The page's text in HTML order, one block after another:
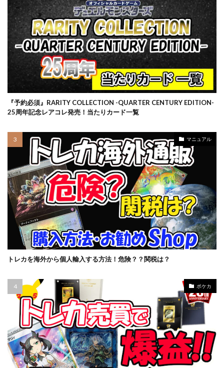
『予約必須』RARITY COLLECTION -QUARTER CENTURY EDITION-
25周年記念レアコレ発売！当たりカード一覧
マニュアル
トレカを海外から個人輸入する方法！危険？？関税は？
ポケカ